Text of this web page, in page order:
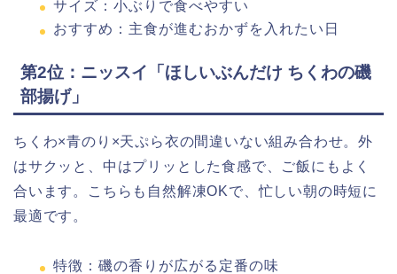
サイズ：小ぶりで食べやすい
おすすめ：主食が進むおかずを入れたい日
第2位：ニッスイ「ほしいぶんだけ ちくわの磯
部揚げ」
ちくわ×青のり×天ぷら衣の間違いない組み合わせ。外
はサクッと、中はプリッとした食感で、ご飯にもよく
合います。こちらも自然解凍OKで、忙しい朝の時短に
最適です。
特徴：磯の香りが広がる定番の味